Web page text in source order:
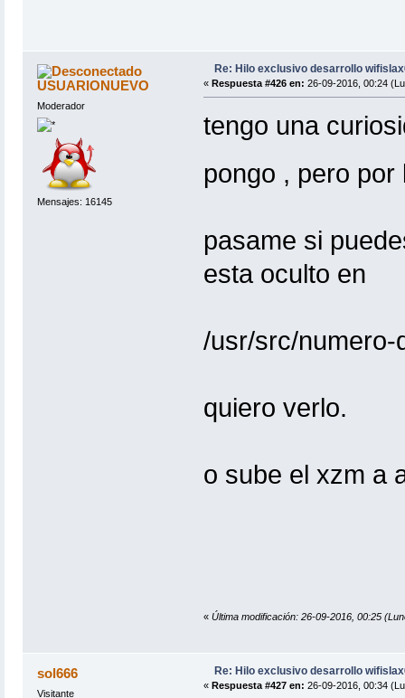
USUARIONUEVO
Moderador
Mensajes: 16145
Re: Hilo exclusivo desarrollo
« Respuesta #426 en: 26-09-2016, 00:24
tengo una
pongo , pero
pasame si
esta oculto en
/usr/src/numero-
quiero verlo.
o sube el xzm a
« Última modificación: 26-09-2016, 00:25
sol666
Visitante
Re: Hilo exclusivo desarrollo
« Respuesta #427 en: 26-09-2016, 00:34